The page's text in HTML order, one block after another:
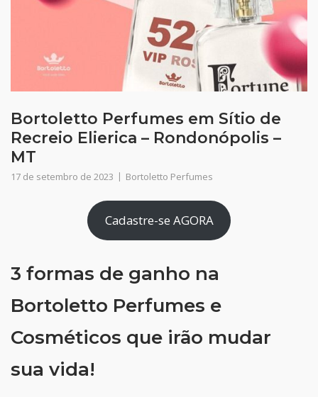
Bortoletto Perfumes em Sítio de
Recreio Elierica – Rondonópolis –
MT
17 de setembro de 2023 Bortoletto Perfumes
Cadastre-se AGORA
3 formas de ganho na
Bortoletto Perfumes e
Cosméticos que irão mudar
sua vida!